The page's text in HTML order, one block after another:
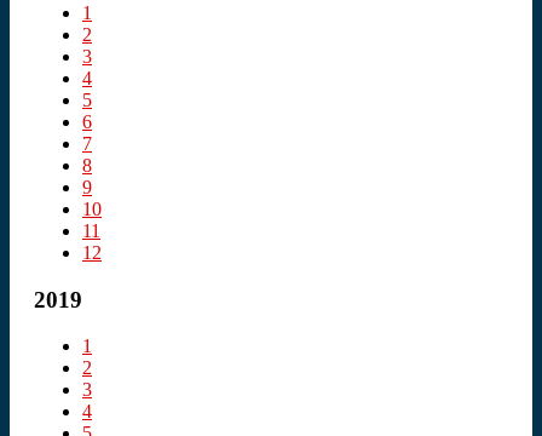
1
2
3
4
5
6
7
8
9
10
11
12
2019
1
2
3
4